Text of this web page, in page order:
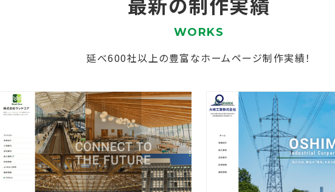
WORKS
延べ600社以上の豊富なホームページ制作実績！